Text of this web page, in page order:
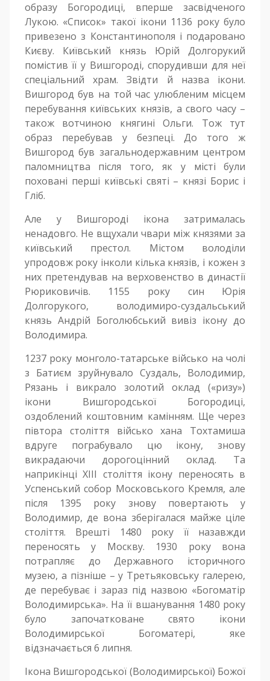
образу Богородиці, вперше засвідченого
Лукою. «Список» такої ікони 1136 року було
привезено з Константинополя і подаровано
Києву. Київський князь Юрій Долгорукий
помістив її у Вишгороді, спорудивши для неї
спеціальний храм. Звідти й назва ікони.
Вишгород був на той час улюбленим місцем
перебування київських князів, а свого часу –
також вотчиною княгині Ольги. Тож тут
образ перебував у безпеці. До того ж
Вишгород був загальнодержавним центром
паломництва після того, як у місті були
поховані перші київські святі – князі Борис і
Гліб.
Але у Вишгороді ікона затрималась
ненадовго. Не вщухали чвари між князями за
київський престол. Містом володіли
упродовж року інколи кілька князів, і кожен з
них претендував на верховенство в династії
Рюриковичів. 1155 року син Юрія
Долгорукого, володимиро-суздальський
князь Андрій Боголюбський вивіз ікону до
Володимира.
1237 року монголо-татарське військо на чолі
з Батиєм зруйнувало Суздаль, Володимир,
Рязань і викрало золотий оклад («ризу»)
ікони Вишгородської Богородиці,
оздоблений коштовним камінням. Ще через
півтора століття військо хана Тохтамиша
вдруге пограбувало цю ікону, знову
викрадаючи дорогоцінний оклад. Та
наприкінці XIII століття ікону переносять в
Успенський собор Московського Кремля, але
після 1395 року знову повертають у
Володимир, де вона зберігалася майже ціле
століття. Врешті 1480 року її назавжди
переносять у Москву. 1930 року вона
потрапляє до Державного історичного
музею, а пізніше – у Третьяковську галерею,
де перебуває і зараз під назвою «Богоматір
Володимирська». На її вшанування 1480 року
було започатковане свято ікони
Володимирської Богоматері, яке
відзначається 6 липня.
Ікона Вишгородської (Володимирської) Божої